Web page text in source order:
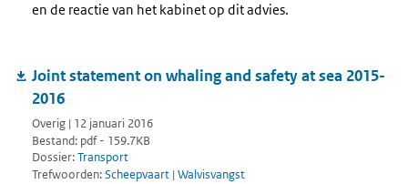
en de reactie van het kabinet op dit advies.
Joint statement on whaling and safety at sea 2015-
2016
Overig | 12 januari 2016
Bestand: pdf - 159.7KB
Dossier:Transport
Trefwoorden:Scheepvaart | Walvisvangst